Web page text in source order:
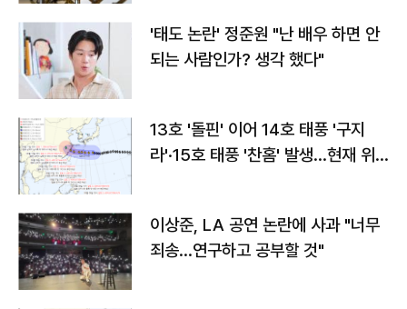
'태도 논란' 정준원 "난 배우 하면 안
되는 사람인가? 생각 했다"
13호 '돌핀' 이어 14호 태풍 '구지
라'·15호 태풍 '찬홈' 발생…현재 위
이상준, LA 공연 논란에 사과 "너무
죄송…연구하고 공부할 것"